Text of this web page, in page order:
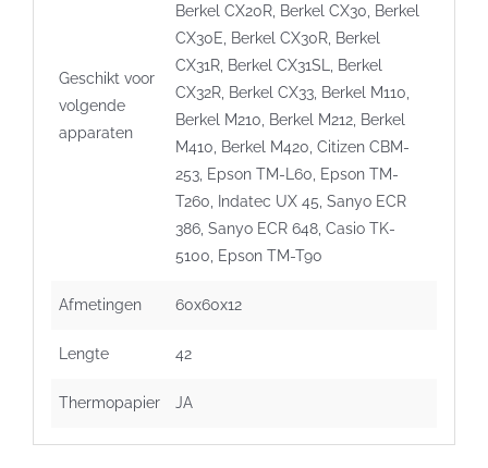
Geschikt voor
volgende
apparaten
Berkel CX20R, Berkel CX30, Berkel
CX30E, Berkel CX30R, Berkel
CX31R, Berkel CX31SL, Berkel
CX32R, Berkel CX33, Berkel M110,
Berkel M210, Berkel M212, Berkel
M410, Berkel M420, Citizen CBM-
253, Epson TM-L60, Epson TM-
T260, Indatec UX 45, Sanyo ECR
386, Sanyo ECR 648, Casio TK-
5100, Epson TM-T90
Afmetingen 60x60x12
Lengte 42
Thermopapier JA